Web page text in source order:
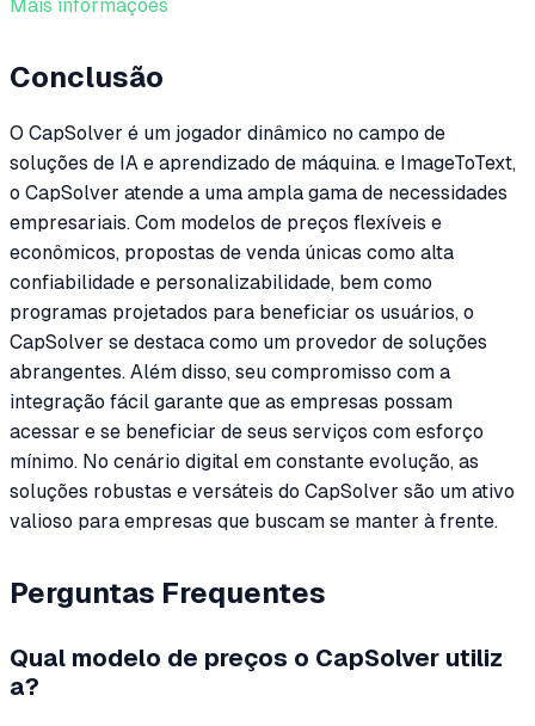
Mais informações
Conclusão
O CapSolver é um jogador dinâmico no campo de
soluções de IA e aprendizado de máquina. e ImageToText,
o CapSolver atende a uma ampla gama de necessidades
empresariais. Com modelos de preços flexíveis e
econômicos, propostas de venda únicas como alta
confiabilidade e personalizabilidade, bem como
programas projetados para beneficiar os usuários, o
CapSolver se destaca como um provedor de soluções
abrangentes. Além disso, seu compromisso com a
integração fácil garante que as empresas possam
acessar e se beneficiar de seus serviços com esforço
mínimo. No cenário digital em constante evolução, as
soluções robustas e versáteis do CapSolver são um ativo
valioso para empresas que buscam se manter à frente.
Perguntas Frequentes
Qual modelo de preços o CapSolver utiliz
a?